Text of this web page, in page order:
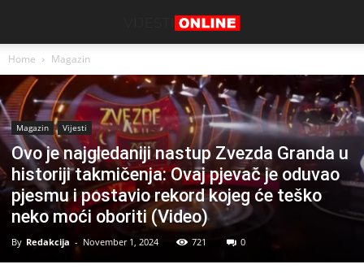
Home Magazin
Magazin Vijesti
Ovo je najgledaniji nastup Zvezda Granda u
historiji takmičenja: Ovaj pjevač je oduvao
pjesmu i postavio rekord kojeg će teško
neko moći oboriti (Video)
By Redakcija - November 1, 2024 721 0